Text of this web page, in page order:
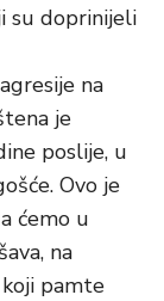
su doprinijeli
na
je
poslije, u
Ovo je
ćemo u
na
pamte